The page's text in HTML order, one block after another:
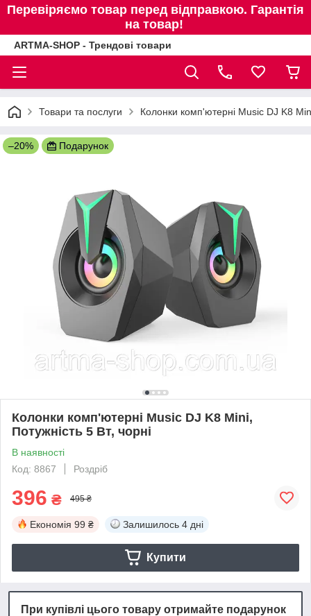
Перевіряємо товар перед відправкою. Гарантія
на товар!
ARTMA-SHOP - Трендові товари
Товари та послуги Колонки комп'ютерні Music DJ K8
–20% Подарунок
Колонки комп'ютерні Music DJ K8 Mini,
Потужність 5 Вт, чорні
В наявності
Код: 8867
Роздріб
396 ₴ 495 ₴
Економія 99 ₴ Залишилось 4 дні
Купити
При купівлі цього товару отримайте подарунок